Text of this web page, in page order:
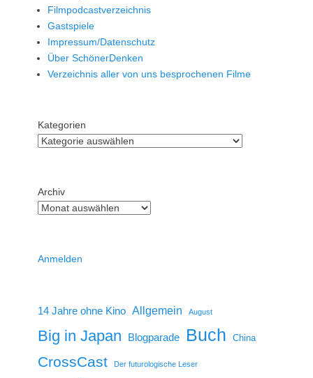
Filmpodcastverzeichnis
Gastspiele
Impressum/Datenschutz
Über SchönerDenken
Verzeichnis aller von uns besprochenen Filme
Kategorien
Archiv
Anmelden
14 Jahre ohne Kino Allgemein August
Big in Japan Blogparade Buch China
CrossCast Der futurologische Leser